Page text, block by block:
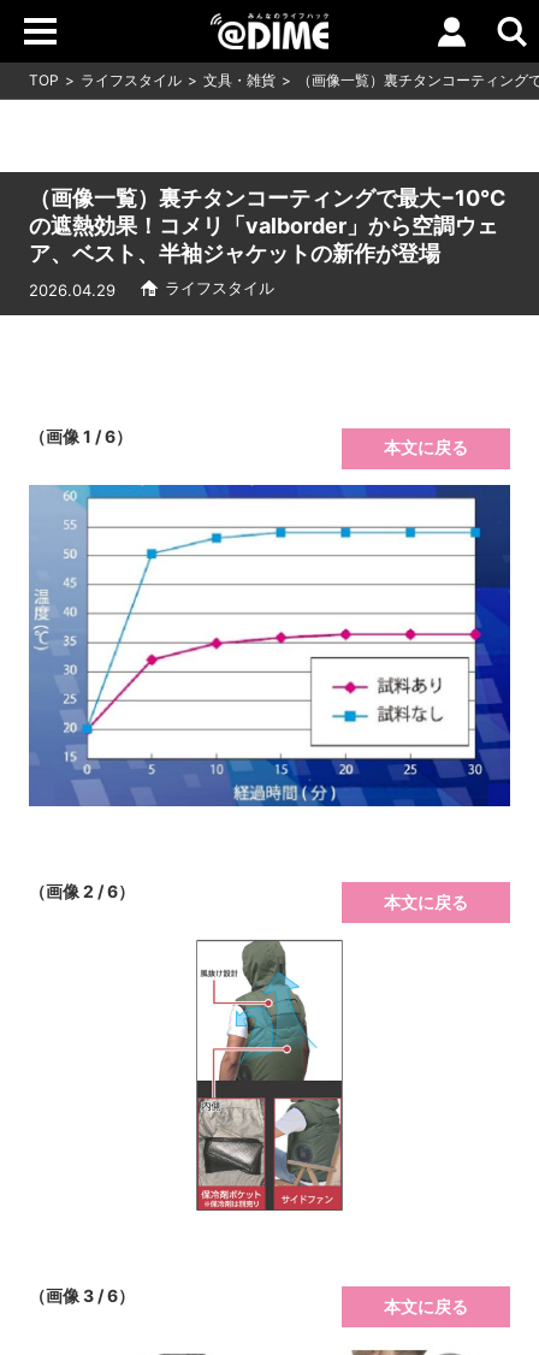
TOP ライフスタイル 文具・雑貨 （画像一覧）裏チタンコーティン
（画像一覧）裏チタンコーティングで最大−10℃
の遮熱効果！コメリ「valborder」から空調ウェ
ア、ベスト、半袖ジャケットの新作が登場
2026.04.29 ライフスタイル
（画像 1 / 6）
本文に戻る
（画像 2 / 6）
本文に戻る
（画像 3 / 6）
本文に戻る